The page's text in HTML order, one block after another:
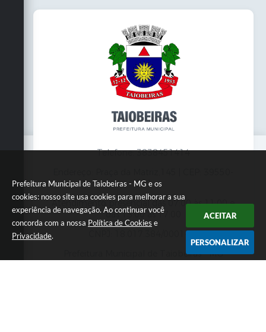
Prefeitura Municipal de Taiobeiras - MG e os
cookies: nosso site usa cookies para melhorar a sua
experiência de navegação. Ao continuar você
concorda com a nossa Política de Cookies e
Privacidade.
ACEITAR
PERSONALIZAR
Telefone: 3838451414
000
Atendimento presencial das 07:00 às 11:00 e
das 13:00 às 17:00
CNPJ: 18.017.384/0001-10
Prefeitura Municipal de Taiobeiras - MG